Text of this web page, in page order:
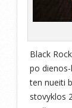
Black
po
ten nueiti
stovyklos